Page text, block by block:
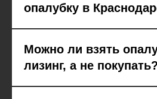
опалубку в
Можно ли взять
лизинг, а не покупать?